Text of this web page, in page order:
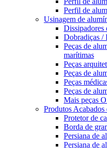
Perfil de
Usinagem de
Dissipadores
Dobradiças /
Peças de
marítimas
Peças
Peças de
Peças
Peças de
Mais peças
Produtos
Protetor de
Borda de
Persiana de
Persiana de